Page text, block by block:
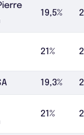
19,5%
21%
19,3%
21%